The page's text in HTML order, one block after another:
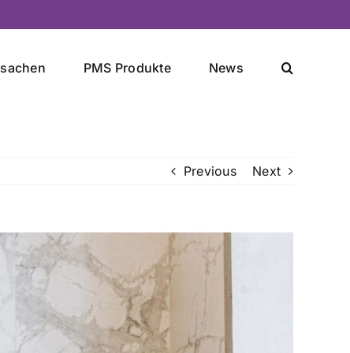
PMS Produkte News
Previous Next